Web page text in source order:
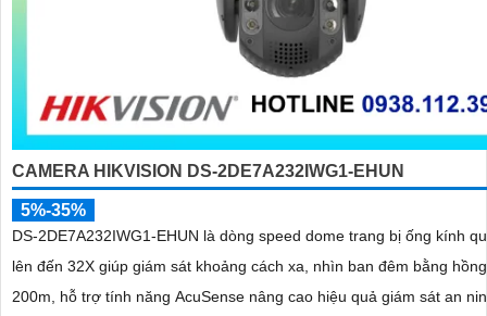
CAMERA HIKVISION DS-2DE7A232IWG1-EHUN
5%-35%
DS-2DE7A232IWG1-EHUN là dòng speed dome trang bị ống kính
lên đến 32X giúp giám sát khoảng cách xa, nhìn ban đêm bằng
200m, hỗ trợ tính năng AcuSense nâng cao hiệu quả giám sát an